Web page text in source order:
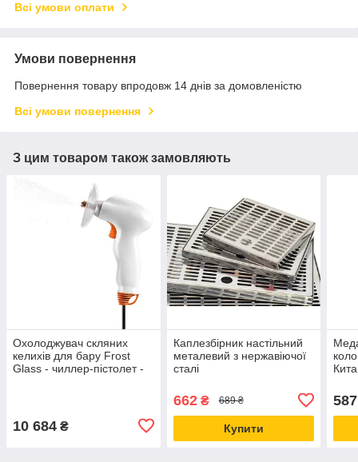
Всі умови оплати
Умови повернення
Повернення товару впродовж 14 днів за домовленістю
Всі умови повернення
З цим товаром також замовляють
Охолоджувач скляних
келихів для бару Frost
Glass - чиллер-пістолет -
10 684 ₴
Каплезбірник настільний
металевий з нержавіючої
сталі
662₴ 689 ₴
Купити
587